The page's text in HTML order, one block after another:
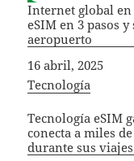
Internet global en
eSIM en 3 pasos
aeropuerto
Fecha
16 abril, 2025
In relation to
Tecnología
Tecnología eSIM
conecta a miles
durante sus viajes